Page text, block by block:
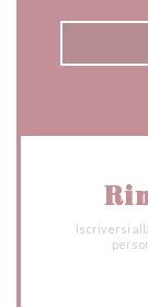
Iscriversi